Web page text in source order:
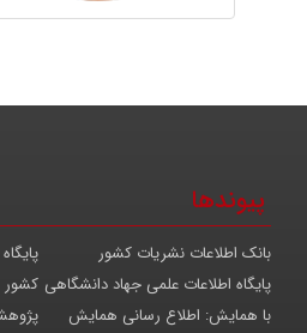
پیوندها
کشور
بانک اطلاعات نشریات کشور
پایگاه اطلاعات علمی جهاد دانشگاهی
با همایش: اطلاع رسانی همایش